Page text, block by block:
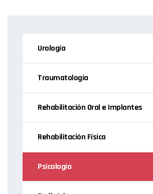
Urología
Traumatología
Rehabilitación Oral e Implantes
Rehabilitación Física
Psicología